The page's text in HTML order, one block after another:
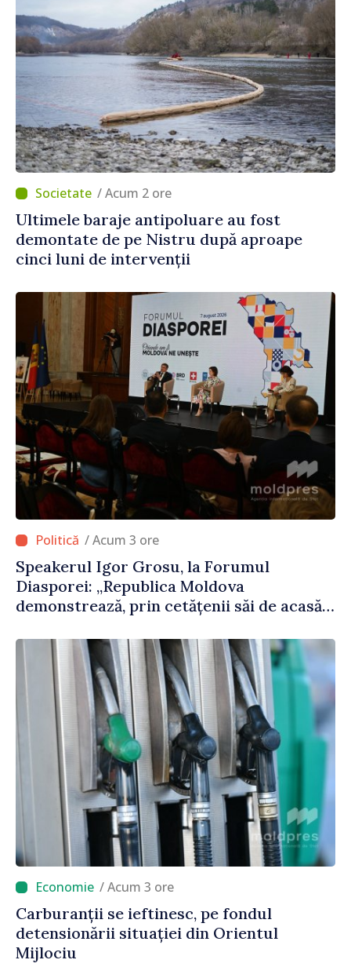
/ Acum 2 ore
Ultimele baraje antipoluare au fost
demontate de pe Nistru după aproape
cinci luni de intervenții
/ Acum 3 ore
Speakerul Igor Grosu, la Forumul
Diasporei: „Republica Moldova
demonstrează, prin cetățenii săi de acasă
parte a marii familii europene”
/ Acum 3 ore
Carburanții se ieftinesc, pe fondul
detensionării situației din Orientul
Mijlociu